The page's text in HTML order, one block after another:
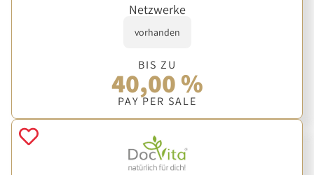
Netzwerke
vorhanden
BIS ZU
40,00 %
PAY PER SALE